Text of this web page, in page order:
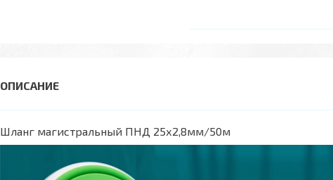
Шланг магистральный ПНД 25х2,8мм/50м